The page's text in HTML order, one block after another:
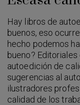
Hay libros de
buenos, eso
hecho podemos
bueno?
autoedición de
sugerencias al
ilustradores
calidad de los